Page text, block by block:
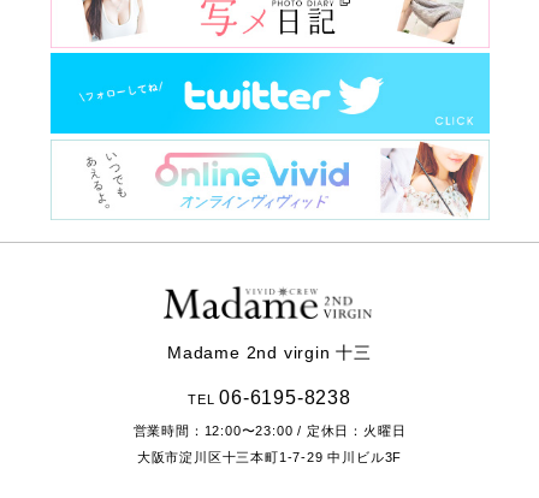
Madame 2nd virgin 十三
TEL06-6195-8238
営業時間： 12:00〜23:00 / 定休日：火曜日
大阪市淀川区十三本町1-7-29 中川ビル3F